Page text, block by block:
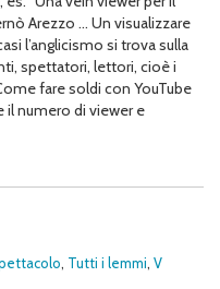
Arezzo … Un visualizzare
l’anglicismo si trova sulla
spettatori, lettori, cioè i
fare soldi con YouTube
il numero di viewer e
, Tutti i lemmi, V